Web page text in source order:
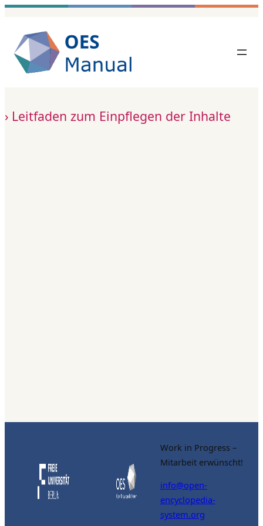
Zum
springen
Leitfaden zum Einpflegen der Inhalte
Work in Progress –
Mitarbeit erwünscht!
info@open-
encyclopedia-
system.org